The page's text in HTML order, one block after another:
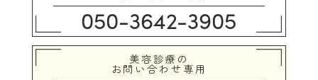
050-3642-3905
美容診療の
お問い合わせ専用